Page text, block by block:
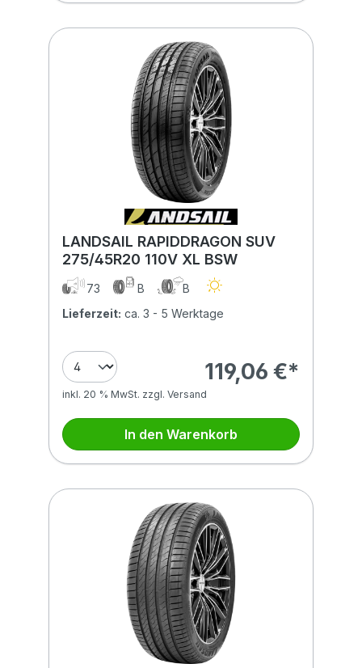
LANDSAIL RAPIDDRAGON SUV
275/45R20 110V XL BSW
73 B
B
Lieferzeit: ca. 3 - 5 Werktage
119,06 €*
inkl. 20 % MwSt. zzgl. Versand
In den Warenkorb